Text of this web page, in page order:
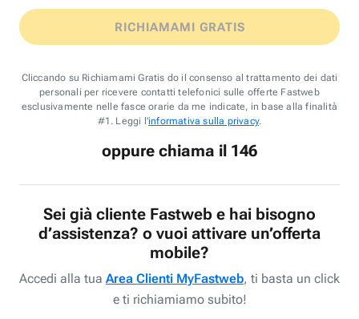
RICHIAMAMI GRATIS
Cliccando su Richiamami Gratis do il consenso al trattamento dei dati
personali per ricevere contatti telefonici sulle offerte Fastweb
esclusivamente nelle fasce orarie da me indicate, in base alla finalità
#1. Leggi l'informativa sulla privacy.
oppure chiama il 146
Sei già cliente Fastweb e hai bisogno
d’assistenza? o vuoi attivare un’offerta
mobile?
Accedi alla tua Area Clienti MyFastweb, ti basta un click
e ti richiamiamo subito!